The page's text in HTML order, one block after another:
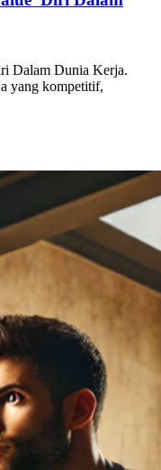
Dalam Dunia Kerja.
yang kompetitif,